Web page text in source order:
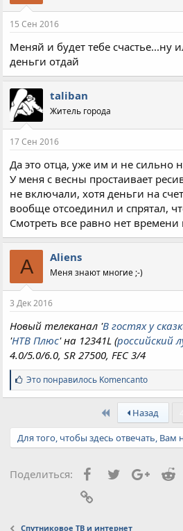
15 Сен 2016
Меняй и будет тебе
деньги отдай
taliban
Житель города
17 Сен 2016
Да это отца, уже им и не сильно
У меня с весны простаивает
не включали, хотя деньги на
вообще отсоединил и спрятал,
Смотреть все равно нет времени
A Aliens
Меня знают многие ;-)
3 Дек 2016
Новый телеканал 'В гостях у
'НТВ Плюс' на 12341L (российский
4.0/5.0/6.0, SR 27500, FEC 3/4
С
и
м
т
и
Это понравилось Komencanto
First Назад
Для того, чтобы здесь отвечать,
Поделиться: Facebook
Twitter
Спутниковое ТВ и интернет